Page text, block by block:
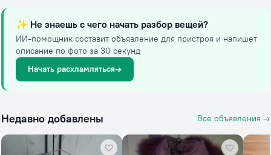
✨ Не знаешь с чего начать разбор вещей?
ИИ-помощник составит объявление для пристроя и напишет
описание по фото за 30 секунд
Начать расхламляться→
Недавно добавлены Все объявления →